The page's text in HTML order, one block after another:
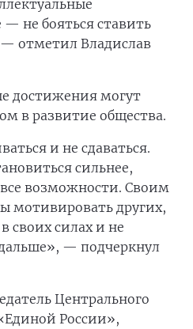
— не бояться ставить
отметил Владислав
достижения могут
в развитие общества.
и не сдаваться.
сильнее,
возможности. Своим
других,
своих силах и не
— подчеркнул
Центрального
России»,